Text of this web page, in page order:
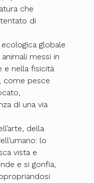
che
di
globale
messi in
e nella fisicità
come pesce
di una via
della
lo
vista e
e si gonfia,